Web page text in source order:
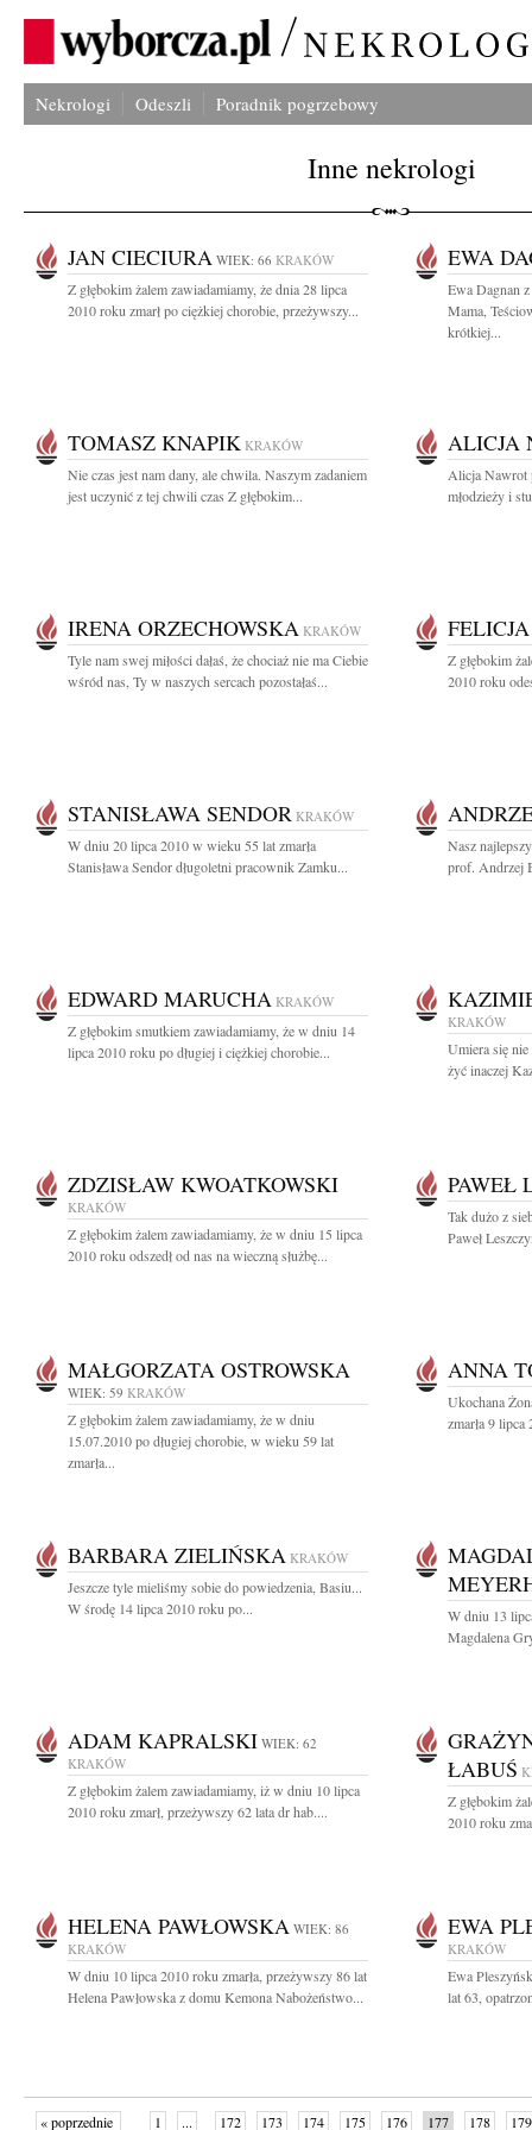
Nekrologi Odeszli Poradnik pogrzebowy
Inne nekrologi
JAN CIECIURA WIEK: 66 KRAKÓW
Z głębokim żalem zawiadamiamy, że dnia 28 lipca
2010 roku zmarł po ciężkiej chorobie, przeżywszy...
EWA
Ewa Dagnan
Mama,
krótkiej...
TOMASZ KNAPIK KRAKÓW
Nie czas jest nam dany, ale chwila. Naszym zadaniem
jest uczynić z tej chwili czas Z głębokim...
ALICJA
Alicja Nawrot
młodzieży i
IRENA ORZECHOWSKA KRAKÓW
Tyle nam swej miłości dałaś, że chociaż nie ma Ciebie
wśród nas, Ty w naszych sercach pozostałaś...
Z głębokim
2010 roku
STANISŁAWA SENDOR KRAKÓW
W dniu 20 lipca 2010 w wieku 55 lat zmarła
Stanisława Sendor długoletni pracownik Zamku...
Nasz
prof. Andrzej
EDWARD MARUCHA KRAKÓW
Z głębokim smutkiem zawiadamiamy, że w dniu 14
lipca 2010 roku po długiej i ciężkiej chorobie...
KRAKÓW
Umiera się
żyć inaczej
ZDZISŁAW KWOATKOWSKI
KRAKÓW
Z głębokim żalem zawiadamiamy, że w dniu 15 lipca
2010 roku odszedł od nas na wieczną służbę...
PAWEŁ
Tak dużo z
Paweł
MAŁGORZATA OSTROWSKA
WIEK: 59 KRAKÓW
Z głębokim żalem zawiadamiamy, że w dniu
15.07.2010 po długiej chorobie, w wieku 59 lat
zmarła...
ANNA
Ukochana
zmarła 9
BARBARA ZIELIŃSKA KRAKÓW
Jeszcze tyle mieliśmy sobie do powiedzenia, Basiu...
W środę 14 lipca 2010 roku po...
W dniu 13
Magdalena
ADAM KAPRALSKI WIEK: 62
KRAKÓW
Z głębokim żalem zawiadamiamy, iż w dniu 10 lipca
2010 roku zmarł, przeżywszy 62 lata dr hab....
ŁABUŚ
Z głębokim
2010 roku
HELENA PAWŁOWSKA WIEK: 86
KRAKÓW
W dniu 10 lipca 2010 roku zmarła, przeżywszy 86 lat
Helena Pawłowska z domu Kemona Nabożeństwo...
EWA
KRAKÓW
Ewa
lat 63,
« poprzednie 1 ... 172 173 174 175 176 177 178 179